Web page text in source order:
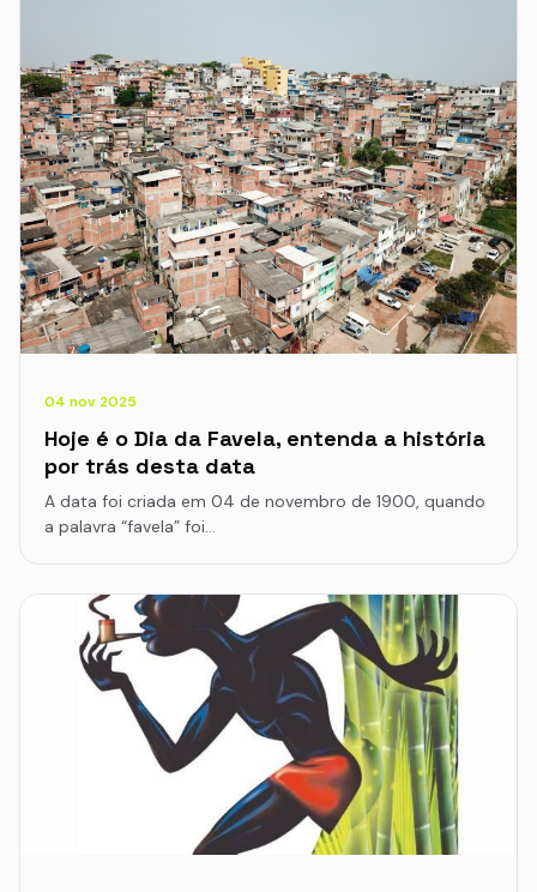
04 nov 2025
Hoje é o Dia da Favela, entenda a história
por trás desta data
A data foi criada em 04 de novembro de 1900, quando
a palavra “favela” foi…